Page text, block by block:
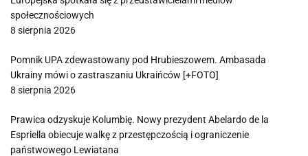
społecznościowych
8 sierpnia 2026
Pomnik UPA zdewastowany pod Hrubieszowem. Ambasada
Ukrainy mówi o zastraszaniu Ukraińców [+FOTO]
8 sierpnia 2026
Prawica odzyskuje Kolumbię. Nowy prezydent Abelardo de la
Espriella obiecuje walkę z przestępczością i ograniczenie
państwowego Lewiatana